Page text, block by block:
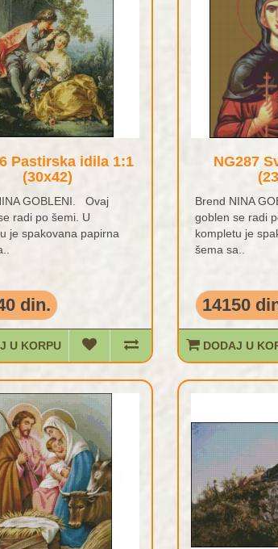
Pastirska idila 1:1
(30x42)
GOBLENI. Ovaj
radi po šemi. U
je spakovana papirna
din.
U KORPU
NG287
Brend NINA
goblen se radi
kompletu je
šema sa..
14150
DODAJ U